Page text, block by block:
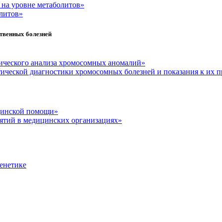
уровне метаболитов»
болезней
анализа хромосомных аномалий»
диагностики хромосомных болезней и показания к их
помощи»
в медицинских организациях»